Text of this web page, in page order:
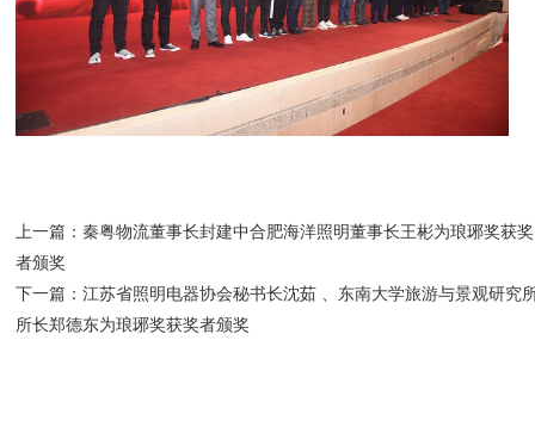
上一篇：秦粤物流董事长封建中合肥海洋照明董事长王彬为琅琊奖获奖
者颁奖
下一篇：江苏省照明电器协会秘书长沈茹 、东南大学旅游与景观研究
所长郑德东为琅琊奖获奖者颁奖